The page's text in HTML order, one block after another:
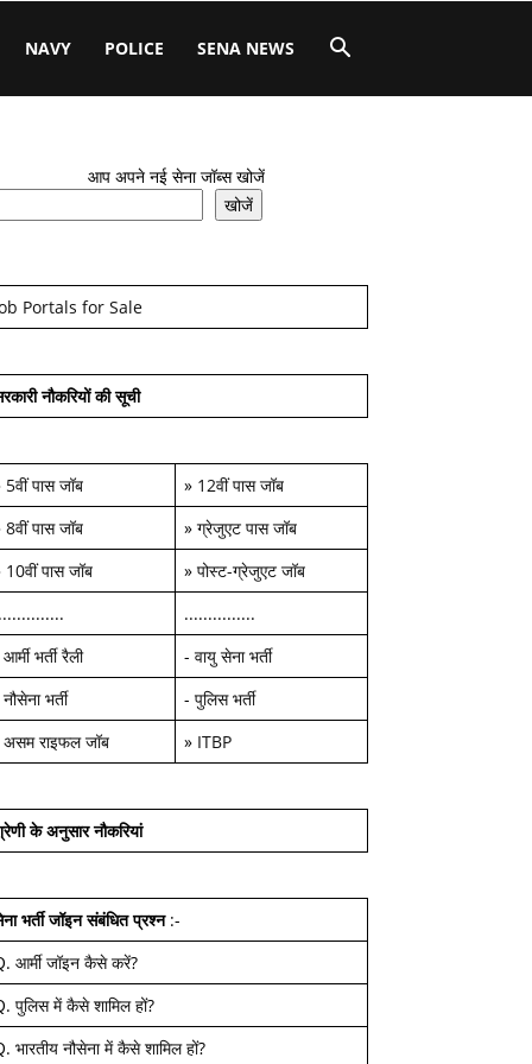
NAVY POLICE SENA NEWS
आप अपने नई सेना जॉब्स खोजें
खोजें
Portals for Sale
नौकरियों की सूची
5वीं पास जॉब » 12वीं पास जॉब
8वीं पास जॉब » ग्रेजुएट पास जॉब
10वीं पास जॉब » पोस्ट-ग्रेजुएट जॉब
...............
आर्मी भर्ती रैली - वायु सेना भर्ती
नौसेना भर्ती - पुलिस भर्ती
असम राइफल जॉब » ITBP
के अनुसार नौकरियां
भर्ती जॉइन संबंधित प्रश्न:-
आर्मी जॉइन कैसे करें?
पुलिस में कैसे शामिल हों?
भारतीय नौसेना में कैसे शामिल हों?